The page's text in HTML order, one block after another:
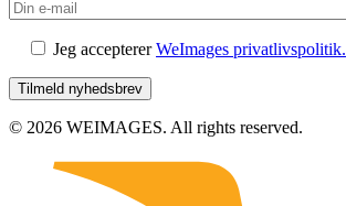
Jeg acceptererWeImages privatlivspolitik.
© 2026 WEIMAGES. All rights reserved.